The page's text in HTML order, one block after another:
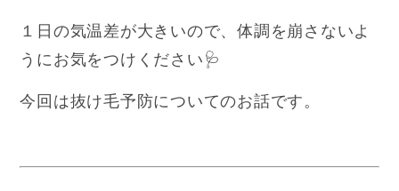
１日の気温差が大きいので、体調を崩さないよ
うにお気をつけください🩺
今回は抜け毛予防についてのお話です。